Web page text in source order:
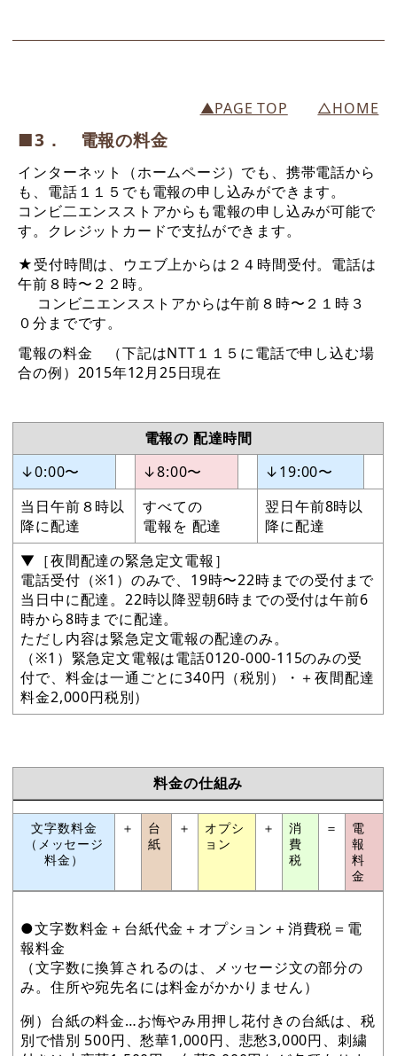
▲PAGE TOP △HOME
■3． 電報の料金
インターネット（ホームページ）でも、携帯電話から
も、電話１１５でも電報の申し込みができます。
コンビ二エンスストアからも電報の申し込みが可能で
す。クレジットカードで支払ができます。
★受付時間は、ウエブ上からは２４時間受付。電話は
午前８時〜２２時。
コンビニエンスストアからは午前８時〜２１時３
０分までです。
電報の料金 （下記はNTT１１５に電話で申し込む場
合の例）2015年12月25日現在
電報の 配達時間
↓0:00〜
↓8:00〜
↓19:00〜
当日午前８時以
降に配達
すべての
電報を 配達
翌日午前8時以
降に配達
▼［夜間配達の緊急定文電報］
電話受付（※1）のみで、19時〜22時までの受付まで
当日中に配達。22時以降翌朝6時までの受付は午前6
時から8時までに配達。
ただし内容は緊急定文電報の配達のみ。
（※1）緊急定文電報は電話0120-000-115のみの受
付で、料金は一通ごとに340円（税別）・＋夜間配達
料金2,000円税別）
料金の仕組み
文字数料金
（メッセージ
料金）
＋
台
紙
＋
オプシ
ョン
＋
消
費
税
＝
電
報
料
金
●文字数料金＋台紙代金＋オプション＋消費税＝電
報料金
（文字数に換算されるのは、メッセージ文の部分の
み。住所や宛先名には料金がかかりません）
例）台紙の料金…お悔やみ用押し花付きの台紙は、税
別で惜別 500円、愁華1,000円、悲愁3,000円、刺繍